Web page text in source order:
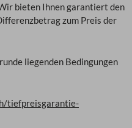
bieten Ihnen garantiert den
zum Preis der
liegenden Bedingungen
tiefpreisgarantie-